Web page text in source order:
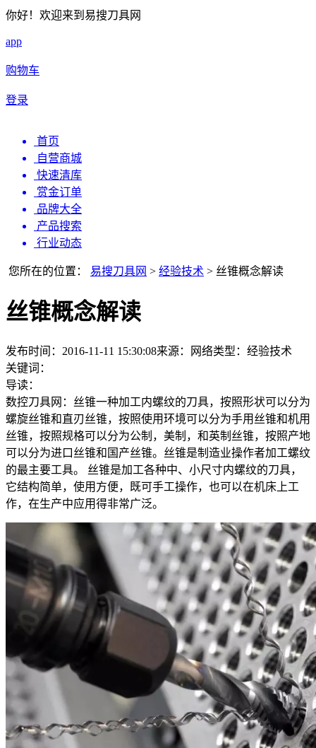
你好！欢迎来到易搜刀具网
app
购物车
登录
首页
自营商城
快速清库
赏金订单
品牌大全
产品搜索
行业动态
您所在的位置： 易搜刀具网 > 经验技术 > 丝锥概念解读
丝锥概念解读
发布时间：2016-11-11 15:30:08来源：网络类型： 经验技术
关键词：
导读：
数控刀具网：丝锥一种加工内螺纹的刀具，按照形状可以分为
螺旋丝锥和直刃丝锥，按照使用环境可以分为手用丝锥和机用
丝锥，按照规格可以分为公制，美制，和英制丝锥，按照产地
可以分为进口丝锥和国产丝锥。丝锥是制造业操作者加工螺纹
的最主要工具。 丝锥是加工各种中、小尺寸内螺纹的刀具，
它结构简单，使用方便，既可手工操作，也可以在机床上工
作，在生产中应用得非常广泛。